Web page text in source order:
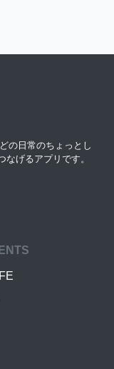
の日常のちょっとし
げるアプリです。